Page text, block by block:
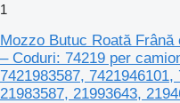
1
Mozzo Butuc Roată
– Coduri: 74219 per
7421983587,
21983587, 21993643,